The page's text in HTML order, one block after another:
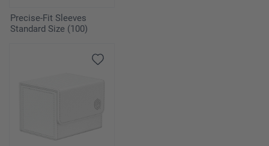
Precise-Fit Sleeves
Standard Size (100)